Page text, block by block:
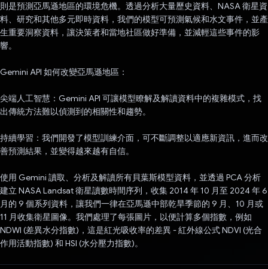
則是預測亞馬遜地區的環境危機。透過分析大量歷史資料、NASA 衛星資
料、研究和其他多元即時資料，我們的模型可預測氣候和水文事件，並產
生重要洞察資料，讓決策者和當地社區做好準備，並減輕這些事件的影
響。
Gemini API 如何改變亞馬遜地區：
尖端人工智慧：Gemini API 可讓模型瞭解及解讀資料中的複雜模式，找
出傳統方法難以偵測到的相關性和趨勢。
持續學習：我們開發了模型訓練介面，可不斷調整以適應新資訊，進而改
善預測結果，並變得越來越有自信。
使用 Gemini 讀取、分析及解讀所有貝葉斯模型資料，並透過 PCA 分析
建立 NASA Landsat 衛星讀數時間序列，收集 2014 年 10 月至 2024 年 6
月的 9 個系列資料，讓我們一律在亞馬遜中部乾旱季節的 9 月、10 月或
11 月收集衛星圖像。我們處理了每張圖片，以便計算多個指數，例如
NDWI (差異水分指數)，這是紅光吸收率的差異 - 紅外線公式 NDVI (光合
作用活動指數) 和 HSI (水分壓力指數)。